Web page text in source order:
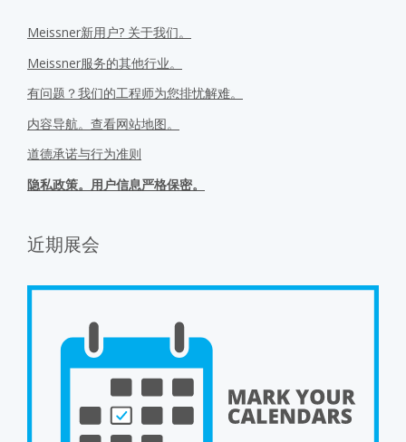
Meissner新用户? 关于我们。
Meissner服务的其他行业。
有问题？我们的工程师为您排忧解难。
内容导航。查看网站地图。
道德承诺与行为准则
隐私政策。用户信息严格保密。
近期展会